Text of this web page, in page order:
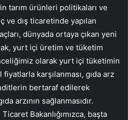
tarım ürünleri politikaları ve
ve dış ticaretinde yapılan
dünyada ortaya çıkan yeni
yurt içi üretim ve tüketim
olarak yurt içi tüketimin
karşılanması, gıda arz
bertaraf edilerek
arzının sağlanmasıdır.
Bakanlığımızca, başta